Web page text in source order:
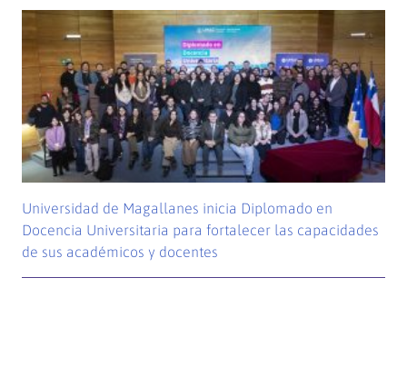
Universidad de Magallanes inicia Diplomado en
Docencia Universitaria para fortalecer las capacidades
de sus académicos y docentes